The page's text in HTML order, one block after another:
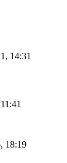
14:31
18:19